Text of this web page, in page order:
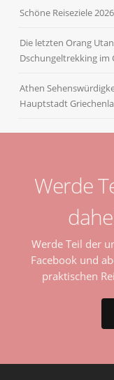
Schöne Reiseziele
Die letzten Orang
Dschungeltrekking im
Athen
Hauptstadt
Werde
Werde Teil der
Facebook und
praktischen